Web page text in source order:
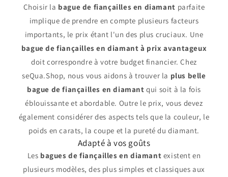
Choisir la bague de fiançailles en diamant parfaite
implique de prendre en compte plusieurs facteurs
importants, le prix étant l'un des plus cruciaux. Une
bague de fiançailles en diamant à prix avantageux
doit correspondre à votre budget financier. Chez
seQua.Shop, nous vous aidons à trouver la plus belle
bague de fiançailles en diamant qui soit à la fois
éblouissante et abordable. Outre le prix, vous devez
également considérer des aspects tels que la couleur, le
poids en carats, la coupe et la pureté du diamant.
Adapté à vos goûts
Les bagues de fiançailles en diamant existent en
plusieurs modèles, des plus simples et classiques aux